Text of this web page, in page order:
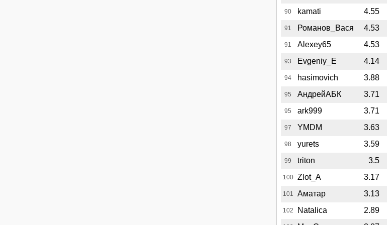
90 kamati 4.55
91 Романов_Вася 4.53
91 Alexey65 4.53
93 Evgeniy_E 4.14
94 hasimovich 3.88
95 АндрейАБК 3.71
95 ark999 3.71
97 YMDM 3.63
98 yurets 3.59
99 triton 3.5
100 Zlot_A 3.17
101 Аматар 3.13
102 Natalica 2.89